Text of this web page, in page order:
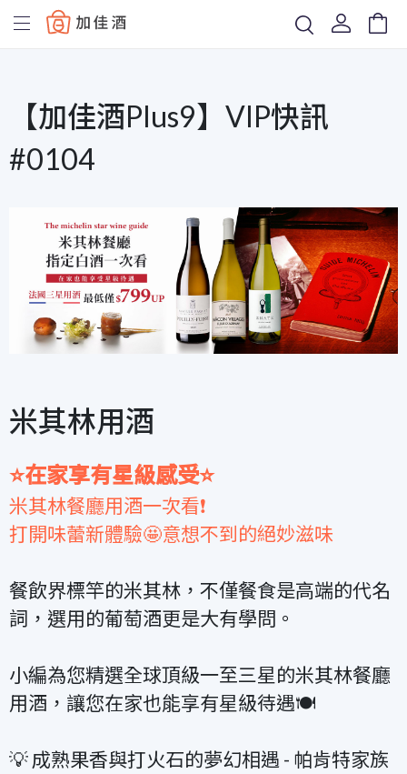
Baccus
【加佳酒Plus9】VIP快訊
#0104
米其林用酒
⭐在家享有星級感受⭐
米其林餐廳用酒一次看❗
打開味蕾新體驗🤩意想不到的絕妙滋味
餐飲界標竿的米其林，不僅餐食是高端的代名
詞，選用的葡萄酒更是大有學問。
小編為您精選全球頂級一至三星的米其林餐廳
用酒，讓您在家也能享有星級待遇🍽️
💡 成熟果香與打火石的夢幻相遇 - 帕肯特家族